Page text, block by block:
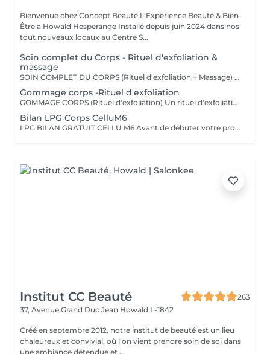
Bienvenue chez Concept Beauté L'Expérience Beauté & Bien-
Être à Howald Hesperange Installé depuis juin 2024 dans nos
tout nouveaux locaux au Centre S...
Soin complet du Corps - Rituel d'exfoliation &
massage
SOIN COMPLET DU CORPS (Rituel d'exfoliation + Massage) Un soin divin combinant un gommage doux et un massage relaxant pour une peau sublimée et un corps détendu. L'exfoliation, réalisée avec le Body Strategist Scrub de Comfort Zone, élimine les cellules mortes, affine le grain de peau et prépare à l'absorption des actifs hydratants. Le massage qui suit nourrit et apaise la peau grâce aux textures veloutées et aux actifs régénérants des huiles de soin Comfort Zone, pour une sensation de bien-être absolu.
Gommage corps -Rituel d'exfoliation
GOMMAGE CORPS (Rituel d'exfoliation) Un rituel d'exfoliation délicat qui débarrasse la peau des impuretés et cellules mortes pour la laisser incroyablement douce et lumineuse. Nous utilisons le Body Strategist Scrub de Comfort Zone, un gommage aux particules naturelles qui stimule la microcirculation et révèle l'éclat de votre peau. Idéal avant un massage, un soin hydratant ou pour préparer la peau au bronzage.
Bilan LPG Corps CelluM6
LPG BILAN GRATUIT CELLU M6 Avant de débuter votre programme LPG, nous vous offrons un bilan personnalisé. Cette séance permet d'analyser votre peau, d'évaluer vos besoins et de définir ensemble le protocole le plus adapté à vos objectifs (fermeté, cellulite, drainage, remodelage). Grâce à la technologie brevetée LPG Endermologie, nous vous conseillons un programme sur-mesure pour optimiser vos résultats dès la première séance. Un accompagnement exclusif : En plus de votre programme LPG, bénéficiez des conseils d'une professionnelle, coach en nutrition et bien-être, pour des résultats optimisés et durables. Un suivi global pour retrouver une silhouette harmonieuse et une meilleure vitalité ! Le Lipomassage est une technique issu de l'endermologie ,c'est la solution aux problèmes de cellulite, de graisses localisées et de relachement cutané. Cellu M6 combine trois efets majeurs: - Le destockage : il active la lipolyse et stimule les adipocytes déclenchant la libération des graisses - Le raffermissement : il stimule les fibroblastes pour générer collagène et élastine - Le rescultage : il décloisonne les amas graisseux et agit sur les septas ( aspect capitons )
Institut CC Beauté
263
37, Avenue Grand Duc Jean Howald L-1842
Créé en septembre 2012, notre institut de beauté est un lieu
chaleureux et convivial, où l'on vient prendre soin de soi dans
une ambiance détendue et ...